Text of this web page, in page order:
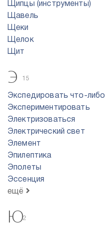
Щипцы (инструменты)
Щавель
Щеки
Щелок
Щит
Э 15
Экспедировать что-либо
Экспериментировать
Электризоваться
Электрический свет
Элемент
Эпилептика
Эполеты
Эссенция
ещё
Ю2